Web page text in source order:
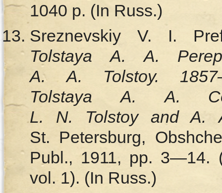
1040 p. (In Russ.)
Sreznevskiy V. I.
Tolstaya A. A.
A. A. Tolstoy.
Tolstaya A. A.
L. N. Tolstoy and A.
St. Petersburg,
Publ., 1911, pp. 3—14.
vol. 1). (In Russ.)